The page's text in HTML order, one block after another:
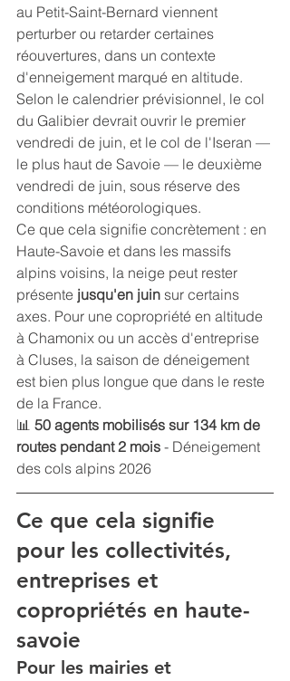
au Petit-Saint-Bernard viennent
perturber ou retarder certaines
réouvertures, dans un contexte
d'enneigement marqué en altitude.
Selon le calendrier prévisionnel, le col
du Galibier devrait ouvrir le premier
vendredi de juin, et le col de l'Iseran —
le plus haut de Savoie — le deuxième
vendredi de juin, sous réserve des
conditions météorologiques.
Ce que cela signifie concrètement : en
Haute-Savoie et dans les massifs
alpins voisins, la neige peut rester
présente jusqu'en juin sur certains
axes. Pour une copropriété en altitude
à Chamonix ou un accès d'entreprise
à Cluses, la saison de déneigement
est bien plus longue que dans le reste
de la France.
📊 50 agents mobilisés sur 134 km de
routes pendant 2 mois - Déneigement
des cols alpins 2026
Ce que cela signifie
pour les collectivités,
entreprises et
copropriétés en haute-
savoie
Pour les mairies et